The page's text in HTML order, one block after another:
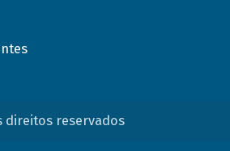
direitos reservados